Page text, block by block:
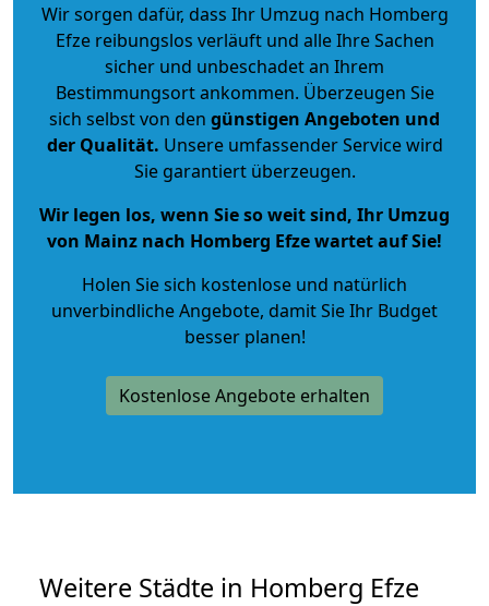
Wir sorgen dafür, dass Ihr Umzug nach Homberg
Efze reibungslos verläuft und alle Ihre Sachen
sicher und unbeschadet an Ihrem
Bestimmungsort ankommen. Überzeugen Sie
sich selbst von den günstigen Angeboten und
der Qualität. Unsere umfassender Service wird
Sie garantiert überzeugen.
Wir legen los, wenn Sie so weit sind, Ihr Umzug
von Mainz nach Homberg Efze wartet auf Sie!
Holen Sie sich kostenlose und natürlich
unverbindliche Angebote, damit Sie Ihr Budget
besser planen!
Kostenlose Angebote erhalten
Weitere Städte in Homberg Efze